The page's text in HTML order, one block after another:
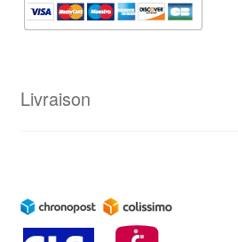
Livraison